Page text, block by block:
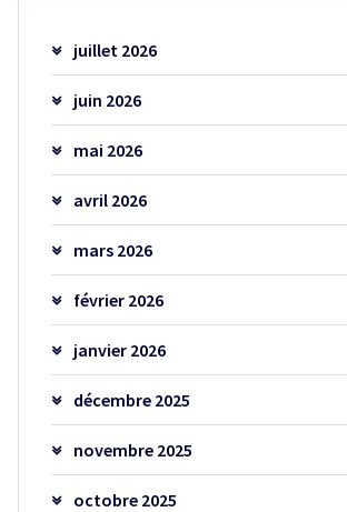
juillet 2026
juin 2026
mai 2026
avril 2026
mars 2026
février 2026
janvier 2026
décembre 2025
novembre 2025
octobre 2025